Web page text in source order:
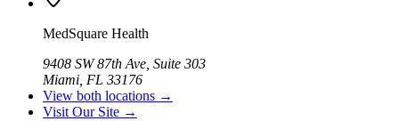
MedSquare Health
9408 SW 87th Ave, Suite 303
Miami, FL 33176
View both locations →
Visit Our Site →